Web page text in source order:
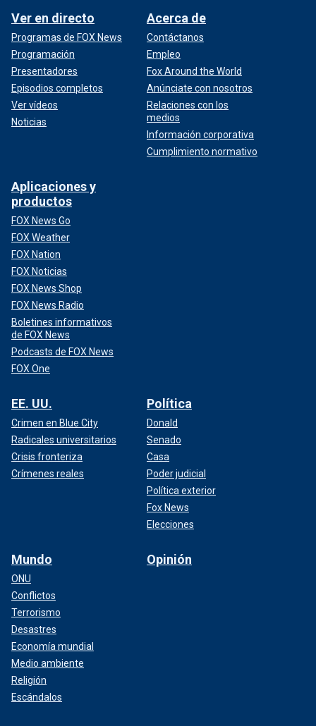
Ver en directo
Programas de FOX News
Programación
Presentadores
Episodios completos
Ver vídeos
Noticias
Acerca de
Contáctanos
Empleo
Fox Around the World
Anúnciate con nosotros
Relaciones con los
medios
Información corporativa
Cumplimiento normativo
Aplicaciones y
productos
FOX News Go
FOX Weather
FOX Nation
FOX Noticias
FOX News Shop
FOX News Radio
Boletines informativos
de FOX News
Podcasts de FOX News
FOX One
EE. UU.
Crimen en Blue City
Radicales universitarios
Crisis fronteriza
Crímenes reales
Política
Donald
Senado
Casa
Poder judicial
Política exterior
Fox News
Elecciones
Mundo
ONU
Conflictos
Terrorismo
Desastres
Economía mundial
Medio ambiente
Religión
Escándalos
Opinión